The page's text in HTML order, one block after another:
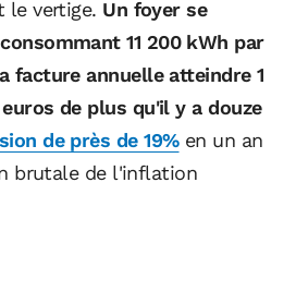
le vertige. Un foyer se
11 200 kWh par
facture annuelle atteindre 1
de plus qu'il y a douze
de près de 19%en un an
brutale de l'inflation